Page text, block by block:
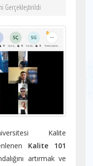
Gerçekleştirildi
Kalite
Kalite 101
artırmak ve